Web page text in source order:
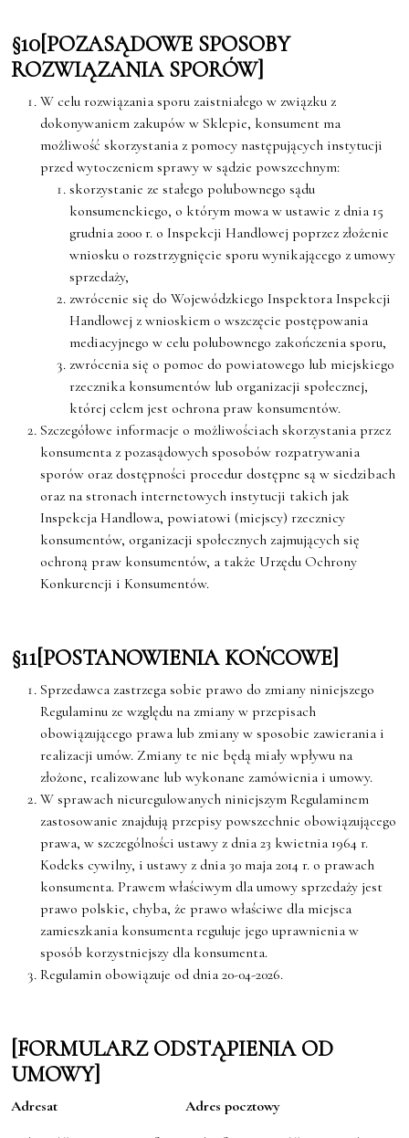
§10[POZASĄDOWE SPOSOBY
ROZWIĄZANIA SPORÓW]
W celu rozwiązania sporu zaistniałego w związku z
dokonywaniem zakupów w Sklepie, konsument ma
możliwość skorzystania z pomocy następujących instytucji
przed wytoczeniem sprawy w sądzie powszechnym:
skorzystanie ze stałego polubownego sądu
konsumenckiego, o którym mowa w ustawie z dnia 15
grudnia 2000 r. o Inspekcji Handlowej poprzez złożenie
wniosku o rozstrzygnięcie sporu wynikającego z umowy
sprzedaży,
zwrócenie się do Wojewódzkiego Inspektora Inspekcji
Handlowej z wnioskiem o wszczęcie postępowania
mediacyjnego w celu polubownego zakończenia sporu,
zwrócenia się o pomoc do powiatowego lub miejskiego
rzecznika konsumentów lub organizacji społecznej,
której celem jest ochrona praw konsumentów.
Szczegółowe informacje o możliwościach skorzystania przez
konsumenta z pozasądowych sposobów rozpatrywania
sporów oraz dostępności procedur dostępne są w siedzibach
oraz na stronach internetowych instytucji takich jak
Inspekcja Handlowa, powiatowi (miejscy) rzecznicy
konsumentów, organizacji społecznych zajmujących się
ochroną praw konsumentów, a także Urzędu Ochrony
Konkurencji i Konsumentów.
§11[POSTANOWIENIA KOŃCOWE]
Sprzedawca zastrzega sobie prawo do zmiany niniejszego
Regulaminu ze względu na zmiany w przepisach
obowiązującego prawa lub zmiany w sposobie zawierania i
realizacji umów. Zmiany te nie będą miały wpływu na
złożone, realizowane lub wykonane zamówienia i umowy.
W sprawach nieuregulowanych niniejszym Regulaminem
zastosowanie znajdują przepisy powszechnie obowiązującego
prawa, w szczególności ustawy z dnia 23 kwietnia 1964 r.
Kodeks cywilny, i ustawy z dnia 30 maja 2014 r. o prawach
konsumenta. Prawem właściwym dla umowy sprzedaży jest
prawo polskie, chyba, że prawo właściwe dla miejsca
zamieszkania konsumenta reguluje jego uprawnienia w
sposób korzystniejszy dla konsumenta.
Regulamin obowiązuje od dnia 20-04-2026.
[FORMULARZ ODSTĄPIENIA OD
UMOWY]
Adresat Adres pocztowy